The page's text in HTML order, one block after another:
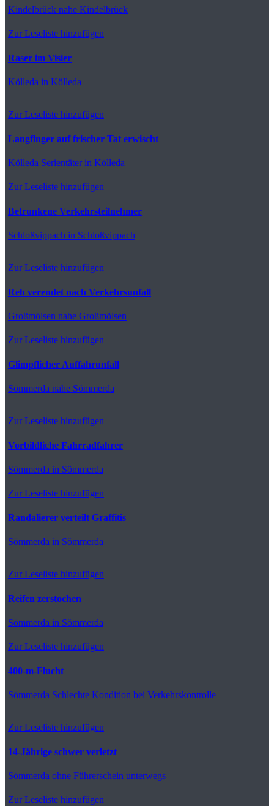
Kindelbrück nahe Kindelbrück
Zur Leseliste hinzufügen
Raser im Visier
Kölleda in Kölleda
Zur Leseliste hinzufügen
Langfinger auf frischer Tat erwischt
Kölleda Serientäter in Kölleda
Zur Leseliste hinzufügen
Betrunkene Verkehrsteilnehmer
Schloßvippach in Schloßvippach
Zur Leseliste hinzufügen
Reh verendet nach Verkehrsunfall
Großmölsen nahe Großmölsen
Zur Leseliste hinzufügen
Glimpflicher Auffahrunfall
Sömmerda nahe Sömmerda
Zur Leseliste hinzufügen
Vorbildliche Fahrradfahrer
Sömmerda in Sömmerda
Zur Leseliste hinzufügen
Randalierer verteilt Graffitis
Sömmerda in Sömmerda
Zur Leseliste hinzufügen
Reifen zerstochen
Sömmerda in Sömmerda
Zur Leseliste hinzufügen
400-m-Flucht
Sömmerda Schlechte Kondition bei Verkehrskontrolle
Zur Leseliste hinzufügen
14-Jährige schwer verletzt
Sömmerda ohne Führerschein unterwegs
Zur Leseliste hinzufügen